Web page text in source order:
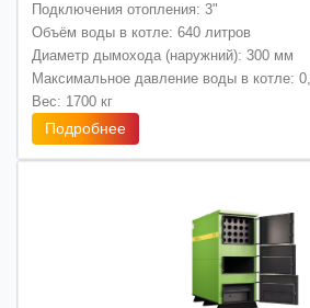
Подключения отопления: 3"
Объём воды в котле: 640 литров
Диаметр дымохода (наружний): 300 мм
Максимальное давление воды в котле:
Вес: 1700 кг
Подробнее